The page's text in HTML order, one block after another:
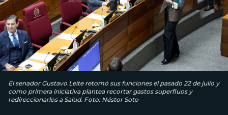
El senador Gustavo Leite retomó sus funciones el pasado 22 de julio y
como primera iniciativa plantea recortar gastos superfluos y
redireccionarlos a Salud. Foto: Néstor Soto